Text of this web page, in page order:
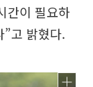
간이 필요하
고 밝혔다.